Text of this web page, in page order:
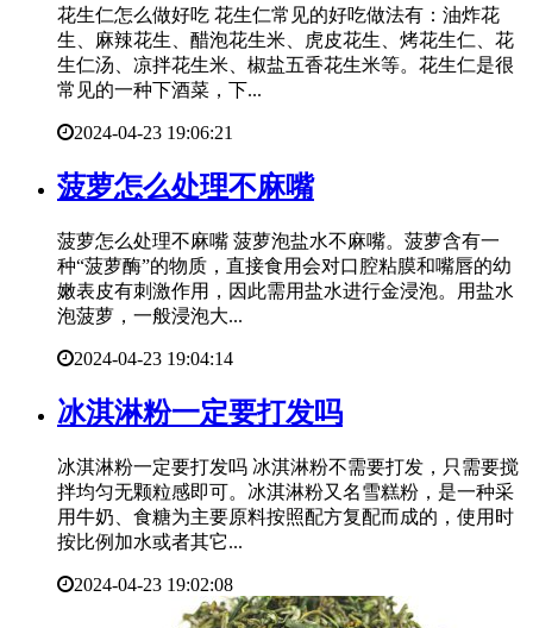
花生仁怎么做好吃 花生仁常见的好吃做法有：油炸花
生、麻辣花生、醋泡花生米、虎皮花生、烤花生仁、花
生仁汤、凉拌花生米、椒盐五香花生米等。花生仁是很
常见的一种下酒菜，下...
2024-04-23 19:06:21
​菠萝怎么处理不麻嘴
菠萝怎么处理不麻嘴 菠萝泡盐水不麻嘴。菠萝含有一
种“菠萝酶”的物质，直接食用会对口腔粘膜和嘴唇的幼
嫩表皮有刺激作用，因此需用盐水进行金浸泡。用盐水
泡菠萝，一般浸泡大...
2024-04-23 19:04:14
​冰淇淋粉一定要打发吗
冰淇淋粉一定要打发吗 冰淇淋粉不需要打发，只需要搅
拌均匀无颗粒感即可。冰淇淋粉又名雪糕粉，是一种采
用牛奶、食糖为主要原料按照配方复配而成的，使用时
按比例加水或者其它...
2024-04-23 19:02:08